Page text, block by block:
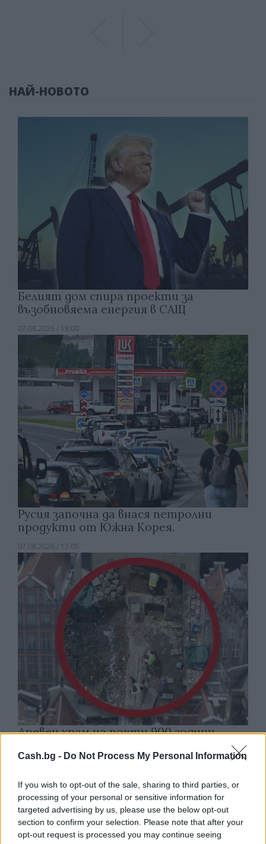
Cash.bg - Do Not Process My Personal Information
If you wish to opt-out of the sale, sharing to third parties, or
processing of your personal or sensitive information for
targeted advertising by us, please use the below opt-out
section to confirm your selection. Please note that after your
opt-out request is processed you may continue seeing
НАЙ-НОВОТО
Белият дом спира проекти за
възобновяема енергия в САЩ
07.08.2026 / 18:00
Русия започна да внася петролни
продукти от Южна Корея.
07.08.2026 / 17:05
Древен храм на почти 900 години
Полша